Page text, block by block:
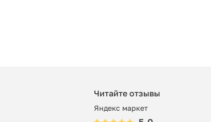
Читайте отзывы
Яндекс маркет